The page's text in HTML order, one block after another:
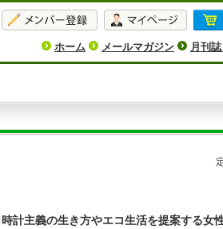
ホーム メールマガジン 月刊
計主義の生き方やエコ生活を提案する女